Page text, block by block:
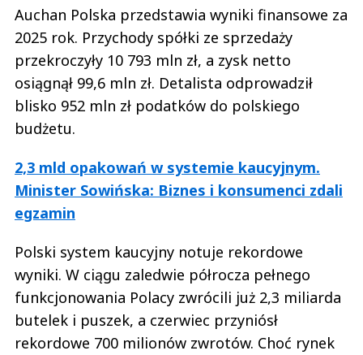
Auchan Polska przedstawia wyniki finansowe za
2025 rok. Przychody spółki ze sprzedaży
przekroczyły 10 793 mln zł, a zysk netto
osiągnął 99,6 mln zł. Detalista odprowadził
blisko 952 mln zł podatków do polskiego
budżetu.
2,3 mld opakowań w systemie kaucyjnym.
Minister Sowińska: Biznes i konsumenci zdali
egzamin
Polski system kaucyjny notuje rekordowe
wyniki. W ciągu zaledwie półrocza pełnego
funkcjonowania Polacy zwrócili już 2,3 miliarda
butelek i puszek, a czerwiec przyniósł
rekordowe 700 milionów zwrotów. Choć rynek